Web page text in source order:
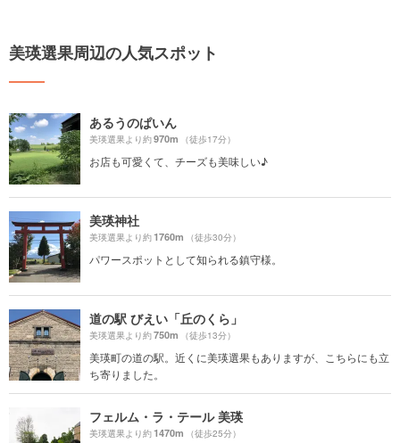
美瑛選果周辺の人気スポット
あるうのぱいん
美瑛選果より約970m （徒歩17分）
お店も可愛くて、チーズも美味しい♪
美瑛神社
美瑛選果より約1760m （徒歩30分）
パワースポットとして知られる鎮守様。
道の駅 びえい「丘のくら」
美瑛選果より約750m （徒歩13分）
美瑛町の道の駅。近くに美瑛選果もありますが、こちらにも立
ち寄りました。
フェルム・ラ・テール 美瑛
美瑛選果より約1470m （徒歩25分）